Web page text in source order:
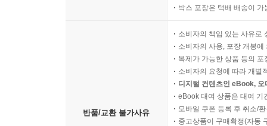
박스 포장은 택배 배송이
반품/교환 불가사유
소비자의 책임 있는 사유로
소비자의 사용, 포장 개봉
복제가 가능한 상품 등의
소비자의 요청에 따라 개별
디지털 컨텐츠인 eBook,
eBook 대여 상품은 대여 기
모바일 쿠폰 등록 후 취소/
중고상품이 구매확정(자동